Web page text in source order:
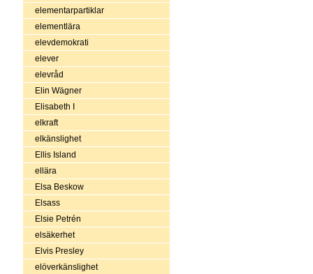
elementarpartiklar
elementlära
elevdemokrati
elever
elevråd
Elin Wägner
Elisabeth I
elkraft
elkänslighet
Ellis Island
ellära
Elsa Beskow
Elsass
Elsie Petrén
elsäkerhet
Elvis Presley
elöverkänslighet